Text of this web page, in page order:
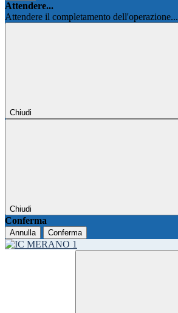
Attendere...
Attendere il completamento dell'operazione...
Chiudi
Chiudi
Conferma
Annulla Conferma